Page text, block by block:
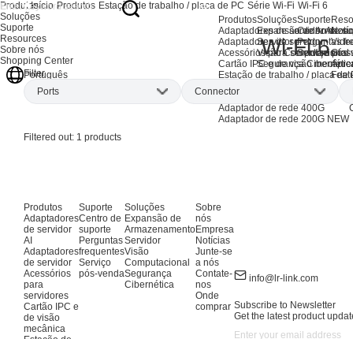
Produtos
Adaptadores de servidor AI
Adaptadores de servidor
Acessórios para servidores
Cartão IPC e de visão
Estação de trabalho / placa de
Produtos EOL
Adaptadores de rede AI
Adaptador de rede 400G
Adaptador de rede 200G NEW
Soluções
Expansão de
Servidor
Visão Computacional
Segurança
Suporte
Centro de
Perguntas
Serviço
Produtos
Soluções
Suporte
Resources
Sobre nós
Shopping Center
Português
Início Produtos Estação de trabalho / placa de PC Série Wi-Fi Wi-Fi 6
Wi-Fi 6
Filter
Ports
Connector
Filtered out: 1 products
Produtos
Adaptadores
de servidor
AI
Adaptadores
de servidor
Acessórios
para
servidores
Cartão IPC e
de visão
mecânica
Suporte
Centro de
suporte
Perguntas
frequentes
Serviço
pós-venda
Soluções
Expansão de
Armazenamento
Servidor
Visão
Computacional
Segurança
Cibernética
Sobre
nós
Empresa
Notícias
Junte-se
a nós
Contate-
nos
Onde
comprar
info@lr-link.com
Subscribe to Newsletter
Get the latest product